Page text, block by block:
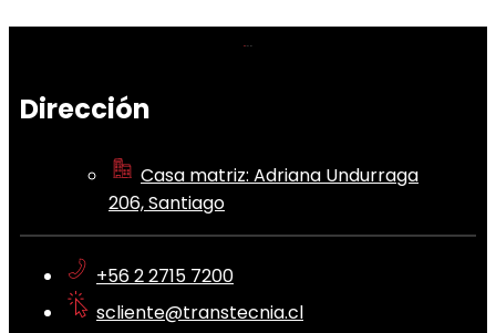
Dirección
Casa matriz: Adriana Undurraga
206, Santiago
+56 2 2715 7200
scliente@transtecnia.cl